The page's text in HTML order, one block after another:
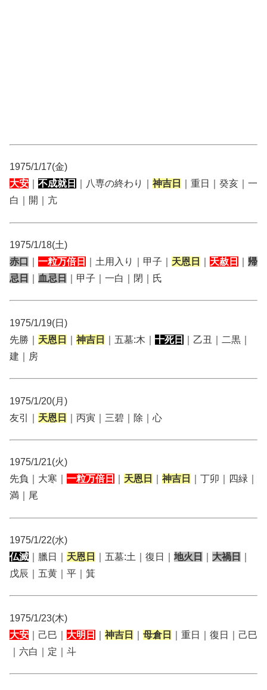
1975/1/17(金)
大安
不成就日 ｜八専の終わり｜ 神吉日
｜重日｜癸亥｜一
白｜開｜亢
1975/1/18(土)
赤口
一粒万倍日 ｜土用入り｜甲子｜ 天恩日 天赦日
帰
忌日
血忌日 ｜甲子｜一白｜閉｜氏
1975/1/19(日)
先勝｜ 天恩日 神吉日 ｜五墓:木｜ 十死日
｜乙丑｜二黒｜
建｜房
1975/1/20(月)
友引｜ 天恩日 ｜丙寅｜三碧｜除｜心
1975/1/21(火)
先負｜大寒｜ 一粒万倍日 天恩日 神吉日
｜丁卯｜四緑｜
満｜尾
1975/1/22(水)
仏滅 ｜臘日｜ 天恩日 ｜五墓:土｜復日｜ 地火日 大禍日
戊辰｜五黄｜平｜箕
1975/1/23(木)
大安 ｜己巳｜ 大明日 神吉日 母倉日
｜重日｜復日｜己巳
｜六白｜定｜斗